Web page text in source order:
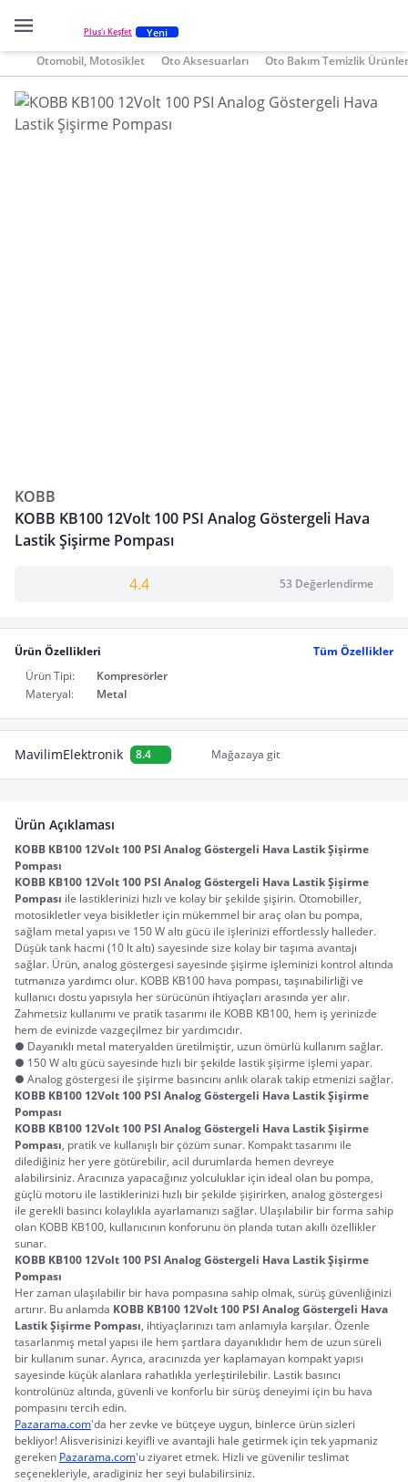
Plus'ı Keşfet Yeni
Otomobil, Motosiklet Oto Aksesuarları Oto Bakım Temizlik
KOBB
KOBB KB100 12Volt 100 PSI Analog Göstergeli Hava
Lastik Şişirme Pompası
4.4 53 Değerlendirme
Ürün Özellikleri
Tüm Özellikler
Ürün Tipi:
Kompresörler
Materyal:
Metal
MavilimElektronik 8.4 Mağazaya git
Ürün Açıklaması
KOBB KB100 12Volt 100 PSI Analog Göstergeli Hava Lastik Şişirme
Pompası
KOBB KB100 12Volt 100 PSI Analog Göstergeli Hava Lastik Şişirme
Pompası ile lastiklerinizi hızlı ve kolay bir şekilde şişirin. Otomobiller,
motosikletler veya bisikletler için mükemmel bir araç olan bu pompa,
sağlam metal yapısı ve 150 W altı gücü ile işlerinizi effortlessly halleder.
Düşük tank hacmi (10 lt altı) sayesinde size kolay bir taşıma avantajı
sağlar. Ürün, analog göstergesi sayesinde şişirme işleminizi kontrol altında
tutmanıza yardımcı olur. KOBB KB100 hava pompası, taşınabilirliği ve
kullanıcı dostu yapısıyla her sürücünün ihtiyaçları arasında yer alır.
Zahmetsiz kullanımı ve pratik tasarımı ile KOBB KB100, hem iş yerinizde
hem de evinizde vazgeçilmez bir yardımcıdır.
● Dayanıklı metal materyalden üretilmiştir, uzun ömürlü kullanım sağlar.
● 150 W altı gücü sayesinde hızlı bir şekilde lastik şişirme işlemi yapar.
● Analog göstergesi ile şişirme basıncını anlık olarak takip etmenizi sağlar.
KOBB KB100 12Volt 100 PSI Analog Göstergeli Hava Lastik Şişirme
Pompası
KOBB KB100 12Volt 100 PSI Analog Göstergeli Hava Lastik Şişirme
Pompası, pratik ve kullanışlı bir çözüm sunar. Kompakt tasarımı ile
dilediğiniz her yere götürebilir, acil durumlarda hemen devreye
alabilirsiniz. Aracınıza yapacağınız yolculuklar için ideal olan bu pompa,
güçlü motoru ile lastiklerinizi hızlı bir şekilde şişirirken, analog göstergesi
ile gerekli basıncı kolaylıkla ayarlamanızı sağlar. Ulaşılabilir bir forma sahip
olan KOBB KB100, kullanıcının konforunu ön planda tutan akıllı özellikler
sunar.
KOBB KB100 12Volt 100 PSI Analog Göstergeli Hava Lastik Şişirme
Pompası
Her zaman ulaşılabilir bir hava pompasına sahip olmak, sürüş güvenliğinizi
artırır. Bu anlamda KOBB KB100 12Volt 100 PSI Analog Göstergeli Hava
Lastik Şişirme Pompası, ihtiyaçlarınızı tam anlamıyla karşılar. Özenle
tasarlanmış metal yapısı ile hem şartlara dayanıklıdır hem de uzun süreli
bir kullanım sunar. Ayrıca, aracınızda yer kaplamayan kompakt yapısı
sayesinde küçük alanlara rahatlıkla yerleştirilebilir. Lastik basıncı
kontrolünüz altında, güvenli ve konforlu bir sürüş deneyimi için bu hava
pompasını tercih edin.
Pazarama.com'da her zevke ve bütçeye uygun, binlerce ürün sizleri
bekliyor! Alisverisinizi keyifli ve avantajli hale getirmek için tek yapmaniz
gereken Pazarama.com'u ziyaret etmek. Hizli ve güvenilir teslimat
seçenekleriyle, aradiginiz her seyi bulabilirsiniz.